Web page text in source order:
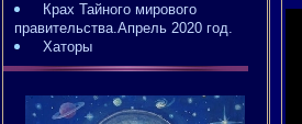
Крах Тайного мирового
правительства.Апрель 2020 год.
Хаторы